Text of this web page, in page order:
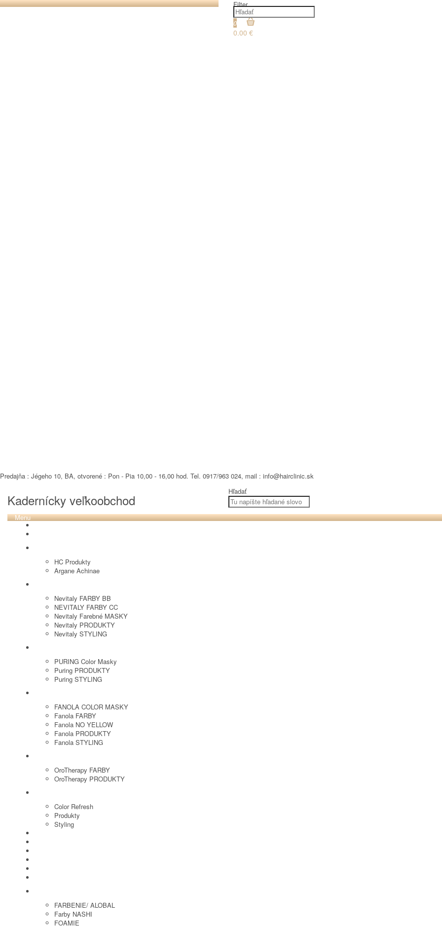
Filter
0
0.00 €
Predajňa : Jégeho 10, BA, otvorené : Pon - Pia 10,00 - 16,00 hod. Tel. 0917/963 024, mail : info@hairclinic.sk
Kadernícky veľkoobchod Hľadať
Menu
HC Produkty
Argane Achinae
Nevitaly FARBY BB
NEVITALY FARBY CC
Nevitaly Farebné MASKY
Nevitaly PRODUKTY
Nevitaly STYLING
PURING Color Masky
Puring PRODUKTY
Puring STYLING
FANOLA COLOR MASKY
Fanola FARBY
Fanola NO YELLOW
Fanola PRODUKTY
Fanola STYLING
OroTherapy FARBY
OroTherapy PRODUKTY
Color Refresh
Produkty
Styling
FARBENIE/ ALOBAL
Farby NASHI
FOAMIE